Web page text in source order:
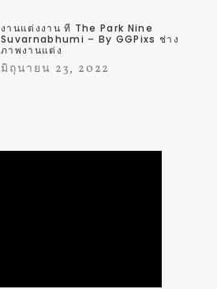
งานแต่งงาน ที่ The Park Nine
Suvarnabhumi – By GGPixs ช่าง
ภาพงานแต่ง
มิถุนายน 23, 2022